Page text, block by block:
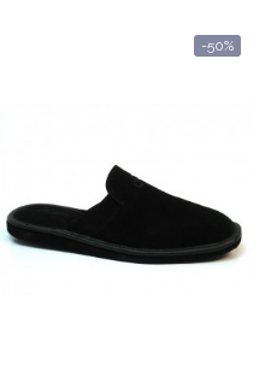
-50%